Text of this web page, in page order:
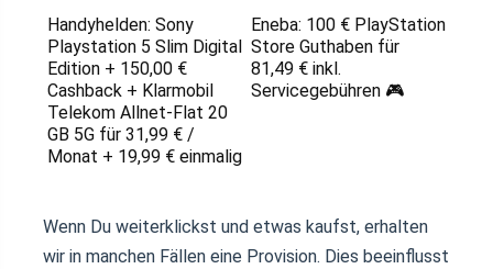
Handyhelden: Sony
Playstation 5 Slim Digital
Edition + 150,00 €
Cashback + Klarmobil
Telekom Allnet-Flat 20
GB 5G für 31,99 € /
Monat + 19,99 € einmalig
Eneba: 100 € PlayStation
Store Guthaben für
81,49 € inkl.
Servicegebühren 🎮
Wenn Du weiterklickst und etwas kaufst, erhalten
wir in manchen Fällen eine Provision. Dies beeinflusst